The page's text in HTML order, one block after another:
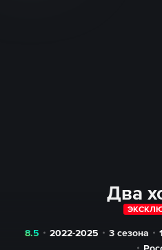
Два
8.5 2022-2025 3 сезона